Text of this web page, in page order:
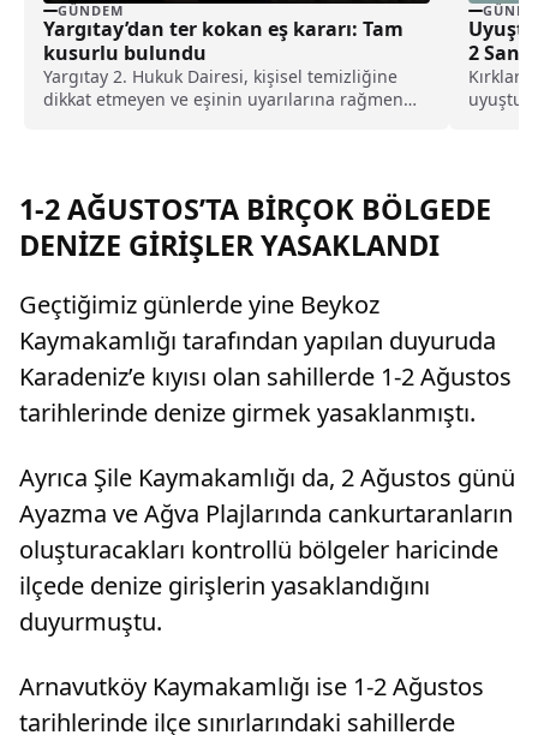
GÜNDEM
Yargıtay’dan ter kokan eş kararı: Tam
kusurlu bulundu
Yargıtay 2. Hukuk Dairesi, kişisel temizliğine
dikkat etmeyen ve eşinin uyarılarına rağmen
lira tazminat ödemesine karar verildi.
2
1-2 AĞUSTOS’TA BİRÇOK BÖLGEDE
DENİZE GİRİŞLER YASAKLANDI
Geçtiğimiz günlerde yine Beykoz
Kaymakamlığı tarafından yapılan duyuruda
Karadeniz’e kıyısı olan sahillerde 1-2 Ağustos
tarihlerinde denize girmek yasaklanmıştı.
Ayrıca Şile Kaymakamlığı da, 2 Ağustos günü
Ayazma ve Ağva Plajlarında cankurtaranların
oluşturacakları kontrollü bölgeler haricinde
ilçede denize girişlerin yasaklandığını
duyurmuştu.
Arnavutköy Kaymakamlığı ise 1-2 Ağustos
tarihlerinde ilçe sınırlarındaki sahillerde